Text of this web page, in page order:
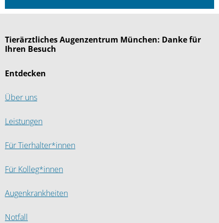
Entdecken
Über uns
Leistungen
Für Tierhalter*innen
Für Kolleg*innen
Augenkrankheiten
Notfall
Tierärztliches Augenzentrum München: Danke für
Ihren Besuch